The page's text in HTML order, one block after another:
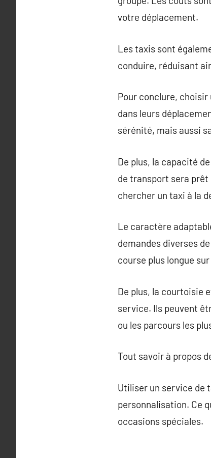
votre déplacement.
Les taxis sont
conduire, réduisant
Pour conclure,
dans leurs
sérénité, mais aussi
De plus, la capacité
de transport sera prêt
chercher un taxi à la
Le caractère
demandes diverses
course plus longue
De plus, la courtoisie
service. Ils peuvent
ou les parcours les
Tout savoir à propos
Utiliser un service de
personnalisation. Ce
occasions spéciales.